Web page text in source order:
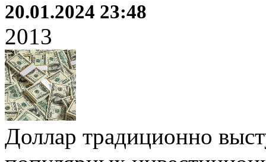
20.01.2024 23:48
2013
Доллар традиционно